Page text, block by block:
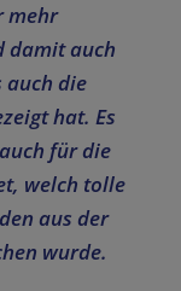
mehr
damit auch
auch die
hat. Es
für die
welch tolle
aus der
wurde.